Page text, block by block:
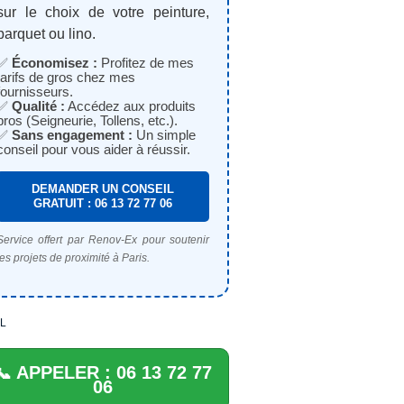
le choix de votre peinture,
ou lino.
Économisez : Profitez de mes
de gros chez mes
Qualité : Accédez aux produits
(Seigneurie, Tollens, etc.).
Sans engagement : Un simple
pour vous aider à réussir.
DEMANDER UN CONSEIL
GRATUIT : 06 13 72 77 06
offert par Renov-Ex pour soutenir
projets de proximité à Paris.
APPELER : 06 13 72 77
06